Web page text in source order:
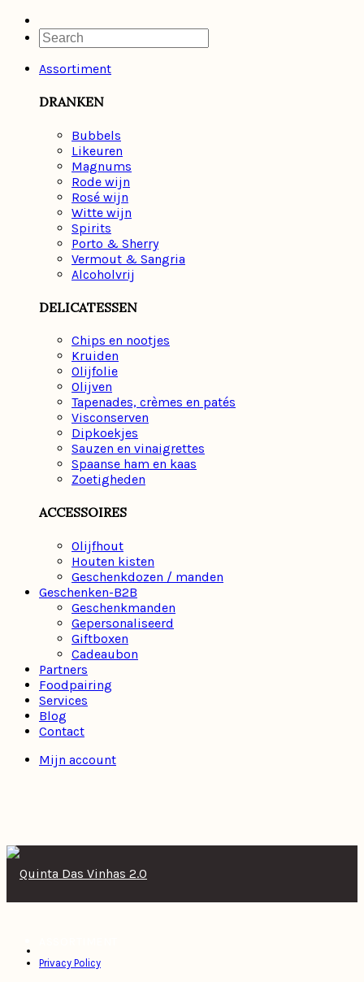
Assortiment
DRANKEN
Bubbels
Likeuren
Magnums
Rode wijn
Rosé wijn
Witte wijn
Spirits
Porto & Sherry
Vermout & Sangria
Alcoholvrij
DELICATESSEN
Chips en nootjes
Kruiden
Olijfolie
Olijven
Tapenades, crèmes en patés
Visconserven
Dipkoekjes
Sauzen en vinaigrettes
Spaanse ham en kaas
Zoetigheden
ACCESSOIRES
Olijfhout
Houten kisten
Geschenkdozen / manden
Geschenken-B2B
Geschenkmanden
Gepersonaliseerd
Giftboxen
Cadeaubon
Partners
Foodpairing
Services
Blog
Contact
Mijn account
Privacy Policy